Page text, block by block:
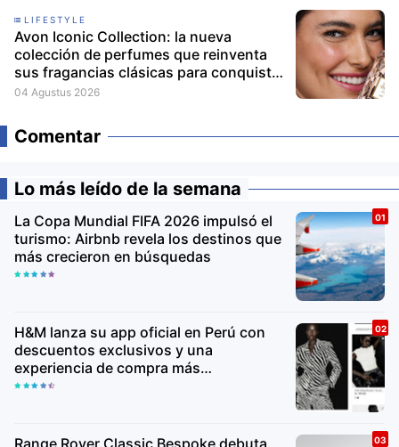
LIFESTYLE
Avon Iconic Collection: la nueva
colección de perfumes que reinventa
sus fragancias clásicas para conquistar
nuevas generaciones
04 Agustus 2026
Comentar
Lo más leído de la semana
La Copa Mundial FIFA 2026 impulsó el
turismo: Airbnb revela los destinos que
más crecieron en búsquedas
H&M lanza su app oficial en Perú con
descuentos exclusivos y una
experiencia de compra más
personalizada
Range Rover Classic Bespoke debuta